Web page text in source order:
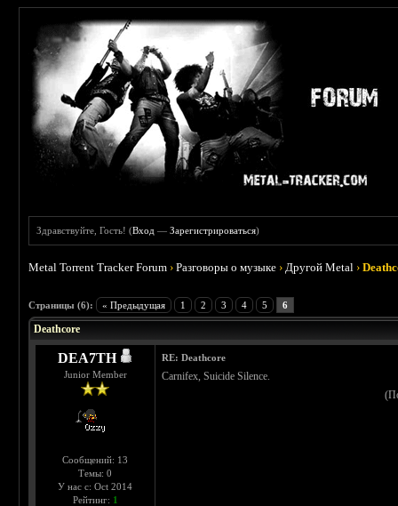
Здравствуйте, Гость! (Вход —Зарегистрироваться)
Metal Torrent Tracker Forum ›Разговоры о музыке ›Другой Metal ›
Страницы (6): « Предыдущая 1 2 3 4 5 6
Deathcore
DEA7TH
Junior Member
Сообщений: 13
Темы: 0
У нас с: Oct 2014
Рейтинг: 1
RE: Deathcore
Carnifex, Suicide Silence.